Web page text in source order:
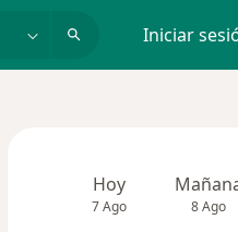
Iniciar
Hoy
7 Ago 8 Ago